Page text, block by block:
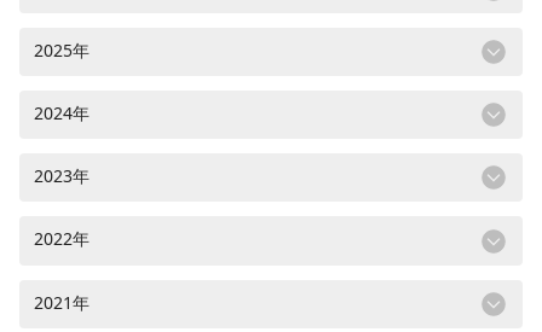
2025年
2024年
2023年
2022年
2021年